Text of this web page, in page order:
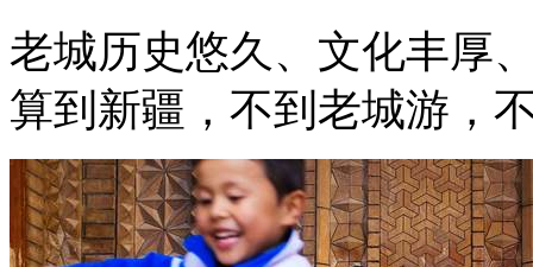
老城历史悠久、文化丰厚
算到新疆，不到老城游，